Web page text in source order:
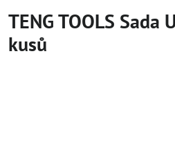
TENG TOOLS Sada
kusů